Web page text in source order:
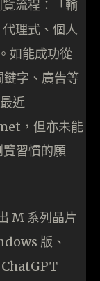
流程：「輸
理式、個人
如能成功從
字、廣告等
近
，但亦未能
習慣的願
M 系列晶片
版、